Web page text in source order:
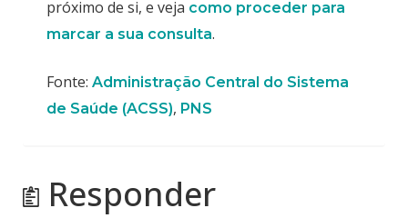
próximo de si, e veja como proceder para
marcar a sua consulta.
Fonte: Administração Central do Sistema
de Saúde (ACSS), PNS
Responder